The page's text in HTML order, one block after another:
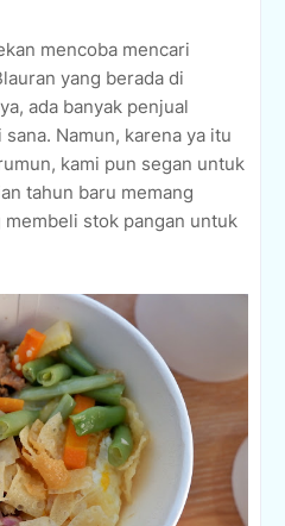
mencoba mencari
yang berada di
ada banyak penjual
Namun, karena ya itu
kami pun segan untuk
tahun baru memang
stok pangan untuk